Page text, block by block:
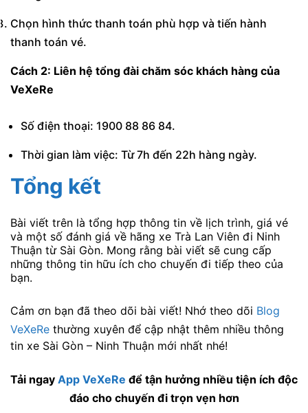
Chọn hình thức thanh toán phù hợp và tiến hành
thanh toán vé.
Cách 2: Liên hệ tổng đài chăm sóc khách hàng của
VeXeRe
Số điện thoại: 1900 88 86 84.
Thời gian làm việc: Từ 7h đến 22h hàng ngày.
Tổng kết
Bài viết trên là tổng hợp thông tin về lịch trình, giá vé
và một số đánh giá về hãng xe Trà Lan Viên đi Ninh
Thuận từ Sài Gòn. Mong rằng bài viết sẽ cung cấp
những thông tin hữu ích cho chuyến đi tiếp theo của
bạn.
Cảm ơn bạn đã theo dõi bài viết! Nhớ theo dõi Blog
VeXeRe thường xuyên để cập nhật thêm nhiều thông
tin xe Sài Gòn – Ninh Thuận mới nhất nhé!
Tải ngay App VeXeRe để tận hưởng nhiều tiện ích độc
đáo cho chuyến đi trọn vẹn hơn